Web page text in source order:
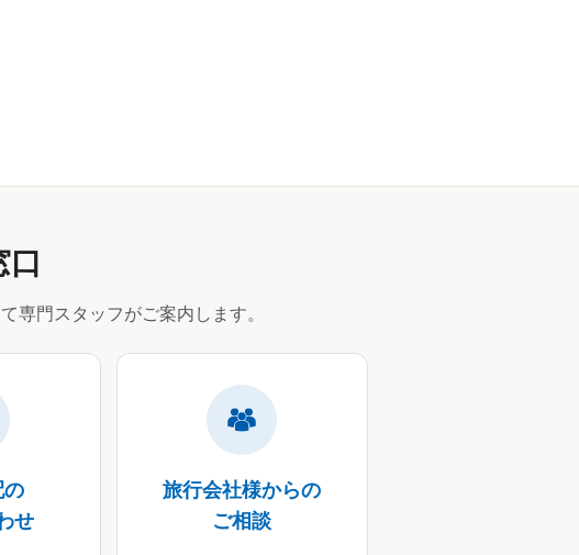
口
専門スタッフがご案内します。
の
せ
旅行会社様からの
ご相談